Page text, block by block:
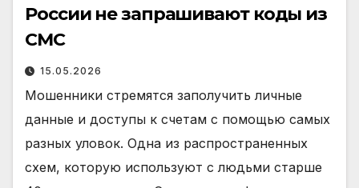
России не запрашивают коды из
СМС
15.05.2026
Мошенники стремятся заполучить личные
данные и доступы к счетам с помощью самых
разных уловок. Одна из распространенных
схем, которую используют с людьми старше